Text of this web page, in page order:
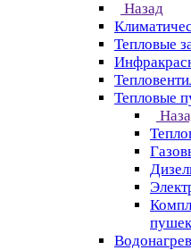
Назад
Тепловые
Тепловые
пушек